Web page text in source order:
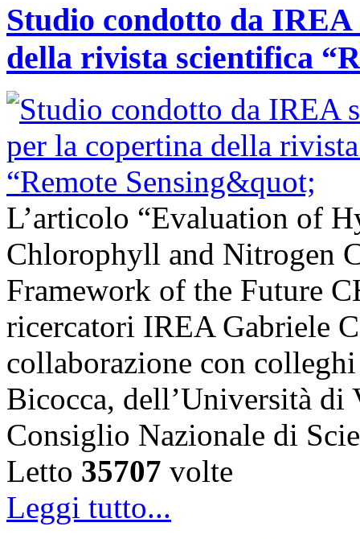
Studio condotto da
della rivista scientifica
L’articolo “Evaluation of
Chlorophyll and Nitrogen
Framework of the Future
ricercatori IREA Gabriele
collaborazione con
Bicocca, dell’Università di
Consiglio Nazionale di
Letto 35707 volte
Leggi tutto...